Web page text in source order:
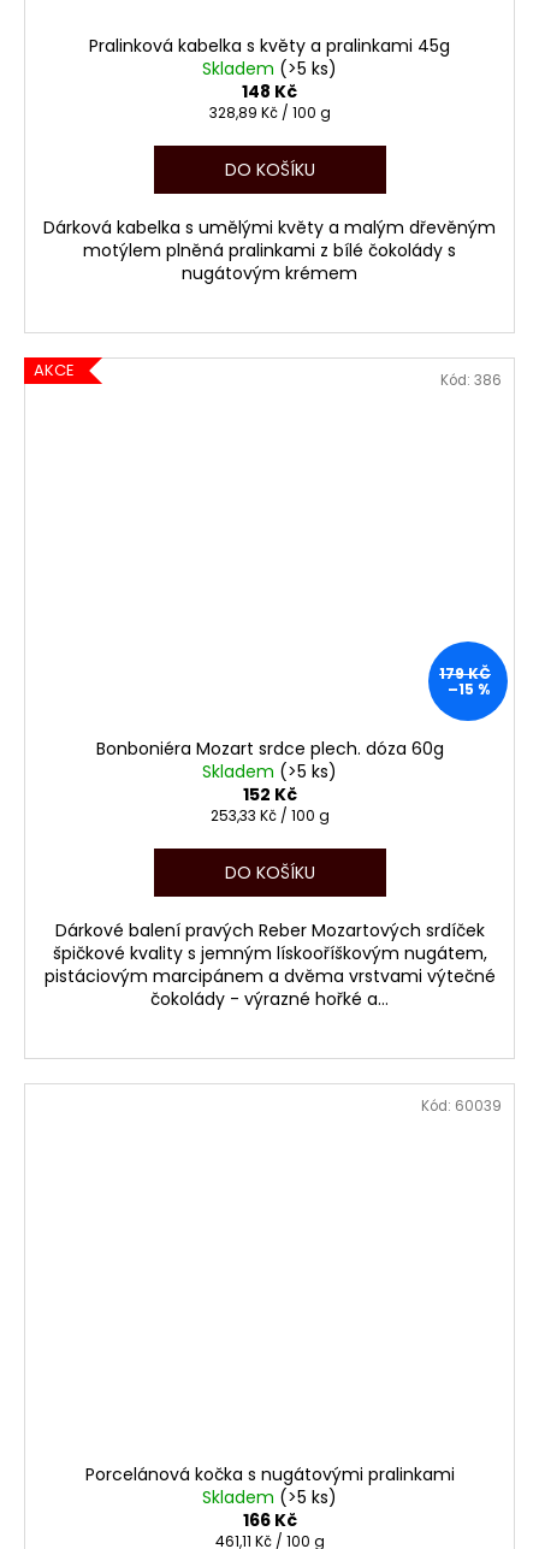
Pralinková kabelka s květy a pralinkami 45g
Skladem (>5 ks)
148 Kč
Měrná
328,89 Kč / 100 g
DO KOŠÍKU
Dárková kabelka s umělými květy a malým dřevěným
motýlem plněná pralinkami z bílé čokolády s
nugátovým krémem
AKCE
179 KČ
–15 %
Bonboniéra Mozart srdce plech. dóza 60g
Skladem (>5 ks)
152 Kč
Měrná
253,33 Kč / 100 g
DO KOŠÍKU
Dárkové balení pravých Reber Mozartových srdíček
špičkové kvality s jemným lískooříškovým nugátem,
pistáciovým marcipánem a dvěma vrstvami výtečné
čokolády - výrazné hořké a...
Kód: 386
Porcelánová kočka s nugátovými pralinkami
Skladem (>5 ks)
166 Kč
Měrná
461,11 Kč / 100 g
Kód: 60039